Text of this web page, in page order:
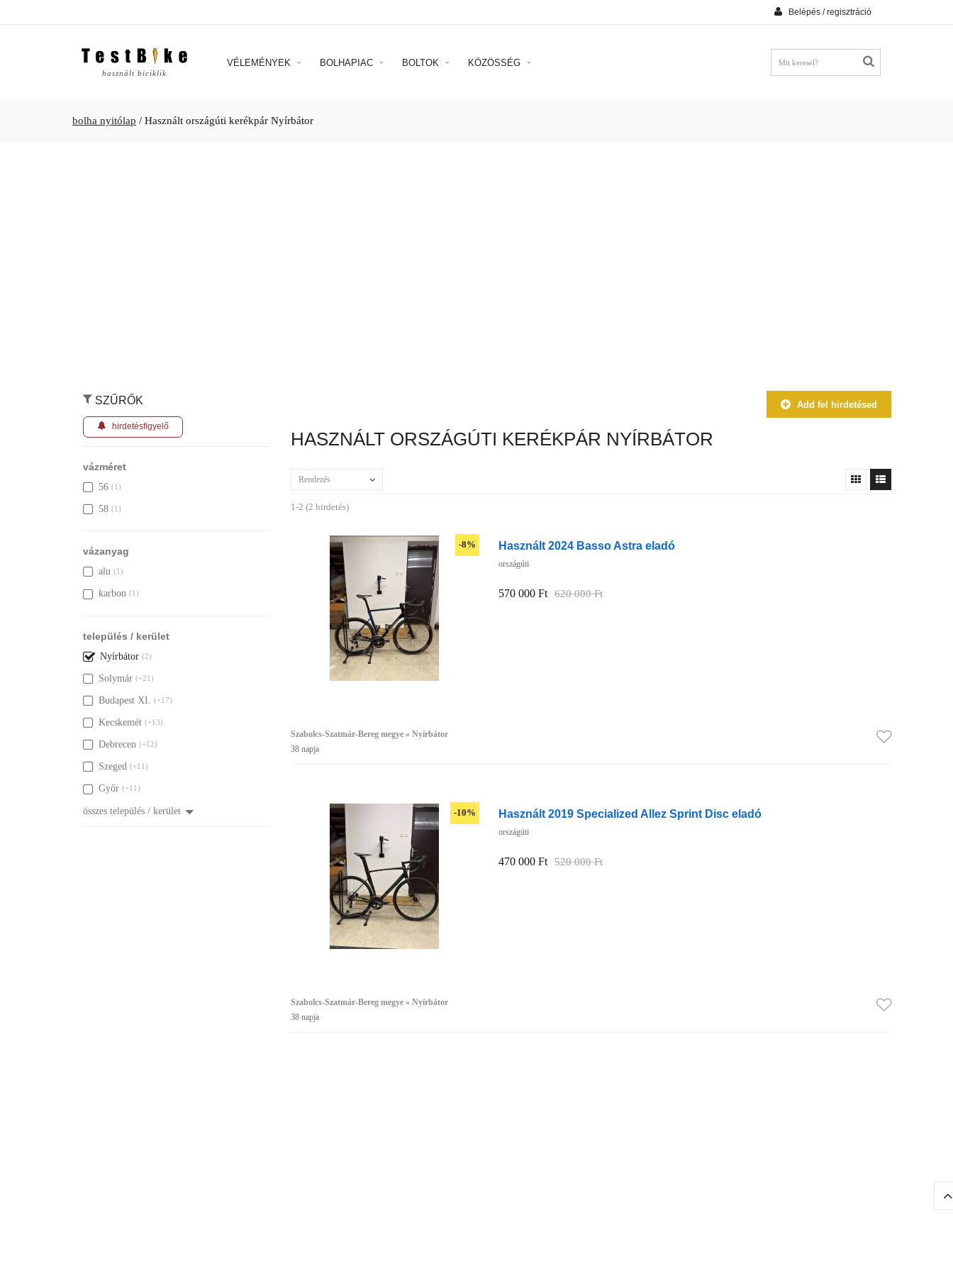
Belépés / regisztráció
használt biciklik
VÉLEMÉNYEK BOLHAPIAC BOLTOK KÖZÖSSÉG
bolha nyitólap / Használt országúti kerékpár Nyírbátor
SZŰRŐK
hirdetésfigyelő
vázméret
56 (1)
58 (1)
vázanyag
alu (1)
karbon (1)
település / kerület
Nyírbátor (2)
Solymár (+21)
Budapest XI. (+17)
Kecskemét (+13)
Debrecen (+12)
Szeged (+11)
Győr (+11)
összes település / kerület
Add fel hirdetésed
HASZNÁLT ORSZÁGÚTI KERÉKPÁR NYÍRBÁTOR
Rendezés
1-2 (2 hirdetés)
-8% Használt 2024 Basso Astra eladó
országúti
570 000 Ft 620 000 Ft
Szabolcs-Szatmár-Bereg megye » Nyírbátor
38 napja
-10% Használt 2019 Specialized Allez Sprint Disc eladó
országúti
470 000 Ft 520 000 Ft
Szabolcs-Szatmár-Bereg megye » Nyírbátor
38 napja